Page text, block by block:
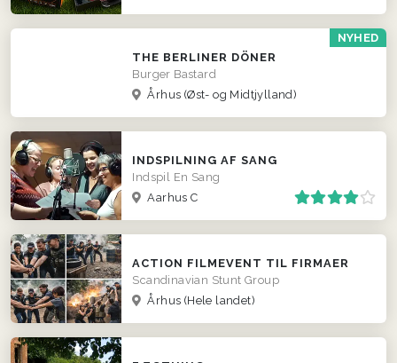
NYHED
THE BERLINER DÖNER
Burger Bastard
Århus (Øst- og Midtjylland)
INDSPILNING AF SANG
Indspil En Sang
Aarhus C
ACTION FILMEVENT TIL FIRMAER
Scandinavian Stunt Group
Århus (Hele landet)